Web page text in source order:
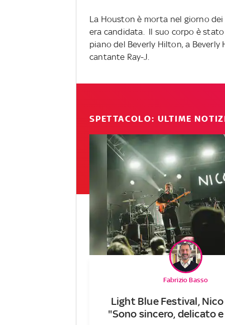
La Houston è morta nel giorno dei
era candidata. Il suo corpo è
piano del Beverly Hilton, a Beverly
cantante Ray-J.
SPETTACOLO: ULTIME
Light Blue Festival,
"Sono sincero, delicato
Fabrizio Basso